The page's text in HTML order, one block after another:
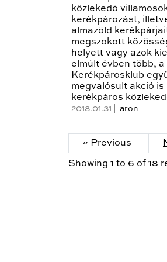
közlekedő
kerékpározást,
almazöld
megszokott
helyett vagy azok
elmúlt évben több,
Kerékpárosklub
megvalósult akció
kerékpáros
2018.01.31 | aron
« Previous
Showing 1 to 6 of 18